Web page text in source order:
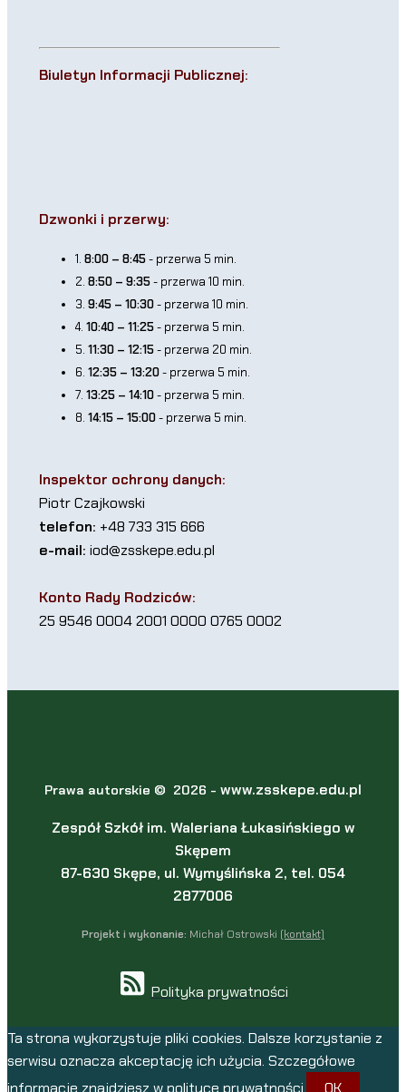
Biuletyn Informacji Publicznej:
Dzwonki i przerwy:
1. 8:00 – 8:45- przerwa 5 min.
2. 8:50 – 9:35- przerwa 10 min.
3. 9:45 – 10:30- przerwa 10 min.
4. 10:40 – 11:25- przerwa 5 min.
5. 11:30 – 12:15- przerwa 20 min.
6. 12:35 – 13:20- przerwa 5 min.
7. 13:25 – 14:10- przerwa 5 min.
8. 14:15 – 15:00- przerwa 5 min.
Inspektor ochrony danych:
Piotr Czajkowski
telefon: +48 733 315 666
e-mail: iod@zsskepe.edu.pl
Konto Rady Rodziców:
25 9546 0004 2001 0000 0765 0002
Prawa autorskie © 2026 - www.zsskepe.edu.pl
Zespół Szkół im. Waleriana Łukasińskiego w
Skępem
87-630 Skępe, ul. Wymyślińska 2, tel. 054
2877006
Projekt i wykonanie: Michał Ostrowski (kontakt)
Polityka prywatności
Ta strona wykorzystuje pliki cookies. Dalsze korzystanie z
serwisu oznacza akceptację ich użycia. Szczegółowe
informacje znajdziesz w polityce prywatności.
OK